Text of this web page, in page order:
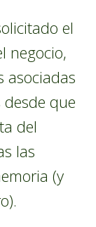
el
negocio,
asociadas
que
del
las
(y